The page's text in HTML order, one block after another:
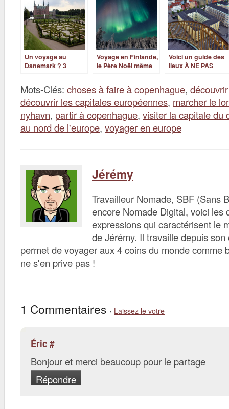
Un voyage au
Danemark ? 3
Voyage en Finlande,
le Père Noël même
Voici un guide des
lieux À NE PAS
Mots-Clés: choses à faire à copenhague,
découvrir les capitales européennes, marcher le
nyhavn, partir à copenhague, visiter la capitale du
au nord de l'europe, voyager en europe
Jérémy
Travailleur Nomade, SBF (Sans
encore Nomade Digital, voici les
expressions qui caractérisent le
de Jérémy. Il travaille depuis
permet de voyager aux 4 coins du monde comme
ne s'en prive pas !
1 Commentaires › Laissez le votre
Éric #
Bonjour et merci beaucoup pour le partage
Répondre